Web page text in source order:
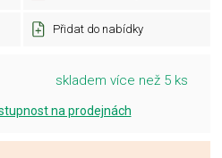
Přidat do nabídky
skladem více než 5 ks
na prodejnách